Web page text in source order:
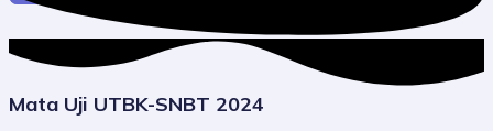
Mata Uji UTBK-SNBT 2024